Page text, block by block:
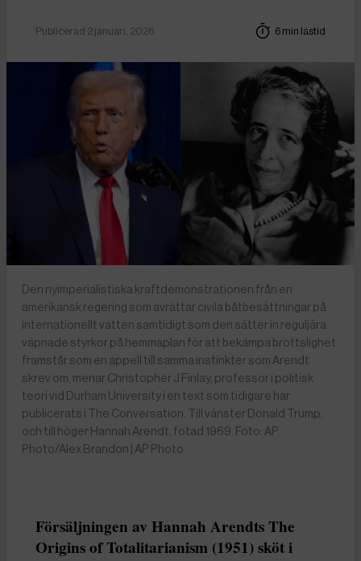
Publicerad 2 januari, 2026 6 min lästid
Den nyimperialistiska kraftdemonstrationen från en
amerikansk regering som avrättar civila båtbesättningar på
internationellt vatten samtidigt som den sätter in reguljära
väpnade styrkor på hemmaplan för att bekämpa brottslighet
framstår som en appell till samma instinkter som Arendt
skrev om, menar Christopher J Finlay, professor i politisk
teori vid Durham University i en text som tidigare har
publicerats i The Conversation. Till vänster Donald Trump,
och till höger Hannah Arendt, fotad 1969. Foto: AP
Photo/Alex Brandon | AP Photo
Försäljningen av Hannah Arendts The
Origins of Totalitarianism (1951) sköt i